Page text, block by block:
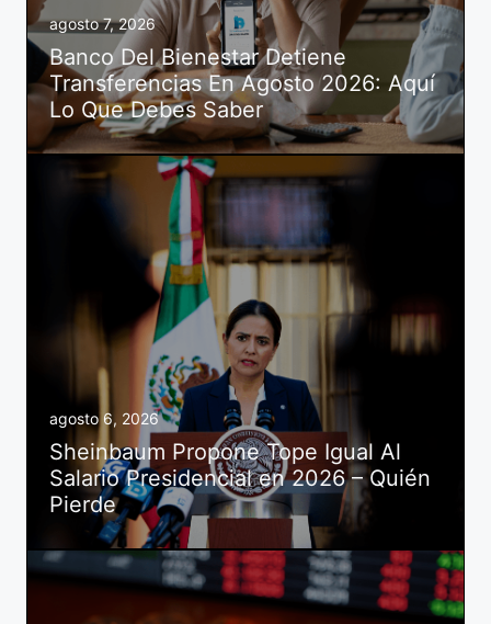
agosto 7, 2026
Banco Del Bienestar Detiene
Transferencias En Agosto 2026: Aquí
Lo Que Debes Saber
agosto 6, 2026
Sheinbaum Propone Tope Igual Al
Salario Presidencial en 2026 – Quién
Pierde